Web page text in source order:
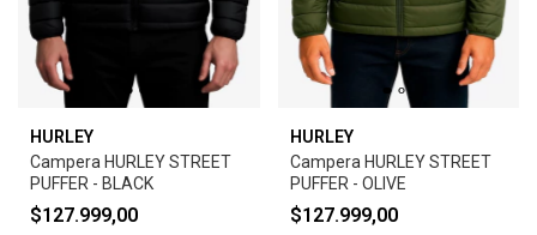
HURLEY
Campera HURLEY STREET
PUFFER - BLACK
$127.999,00
HURLEY
Campera HURLEY STREET
PUFFER - OLIVE
$127.999,00